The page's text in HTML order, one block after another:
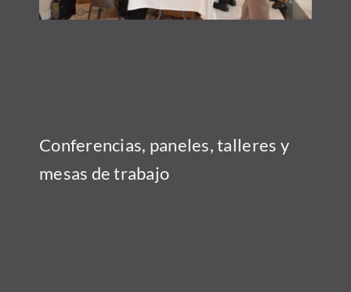
Conferencias, paneles,talleres y
mesas de trabajo